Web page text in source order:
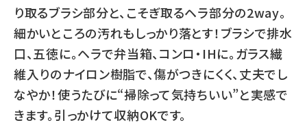
り取るブラシ部分と、こそぎ取るヘラ部分の2way。
細かいところの汚れもしっかり落とす！ブラシで排水
口、五徳に。ヘラで弁当箱、コンロ・IHに。ガラス繊
維入りのナイロン樹脂で、傷がつきにくく、丈夫でし
なやか！使うたびに“掃除って気持ちいい”と実感で
きます。引っかけて収納OKです。